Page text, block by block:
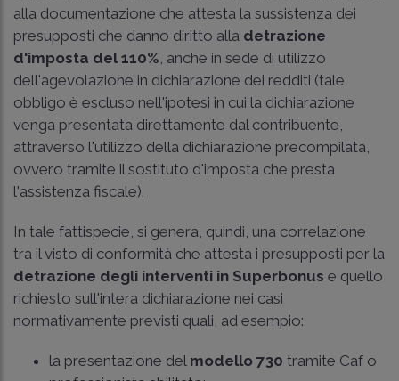
alla documentazione che attesta la sussistenza dei
presupposti che danno diritto alla detrazione
d'imposta del 110% , anche in sede di utilizzo
dell'agevolazione in dichiarazione dei redditi (tale
obbligo è escluso nell'ipotesi in cui la dichiarazione
venga presentata direttamente dal contribuente,
attraverso l'utilizzo della dichiarazione precompilata,
ovvero tramite il sostituto d'imposta che presta
l'assistenza fiscale).
In tale fattispecie, si genera, quindi, una correlazione
tra il visto di conformità che attesta i presupposti per la
detrazione degli interventi in Superbonus e quello
richiesto sull'intera dichiarazione nei casi
normativamente previsti quali, ad esempio:
la presentazione del modello 730 tramite Caf o